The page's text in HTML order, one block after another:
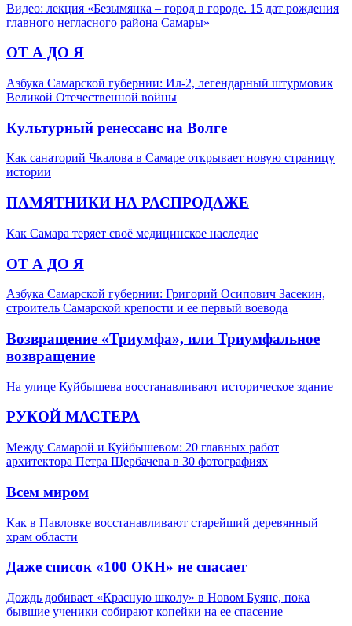
Видео: лекция «Безымянка – город в городе. 15 дат рождения
главного негласного района Самары»
ОТ А ДО Я
Азбука Самарской губернии: Ил-2, легендарный штурмовик
Великой Отечественной войны
Культурный ренессанс на Волге
Как санаторий Чкалова в Самаре открывает новую страницу
истории
ПАМЯТНИКИ НА РАСПРОДАЖЕ
Как Самара теряет своё медицинское наследие
ОТ А ДО Я
Азбука Самарской губернии: Григорий Осипович Засекин,
строитель Самарской крепости и ее первый воевода
Возвращение «Триумфа», или Триумфальное
возвращение
На улице Куйбышева восстанавливают историческое здание
РУКОЙ МАСТЕРА
Между Самарой и Куйбышевом: 20 главных работ
архитектора Петра Щербачева в 30 фотографиях
Всем миром
Как в Павловке восстанавливают старейший деревянный
храм области
Даже список «100 ОКН» не спасает
Дождь добивает «Красную школу» в Новом Буяне, пока
бывшие ученики собирают копейки на ее спасение